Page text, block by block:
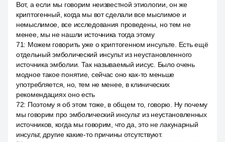
Вот, а если мы говорим неизвестной этиологии, он же
криптогенный, когда мы вот сделали все мыслимое и
немыслимое, все исследования проведены, но тем не
менее, мы не нашли источника тогда этому
71: Можем говорить уже о криптогенном инсульте. Есть ещё
отдельный эмболический инсульт из неустановленного
источника эмболии. Так называемый иисус. Было очень
модное такое понятие, сейчас оно как-то меньше
употребляется, но, тем не менее, в клинических
рекомендациях оно есть
72: Поэтому я об этом тоже, в общем то, говорю. Ну почему
мы говорим про эмболический инсульт из неустановленных
источников, когда мы говорим, что да, это не лакунарный
инсульт, другие какие-то причины отсутствуют.